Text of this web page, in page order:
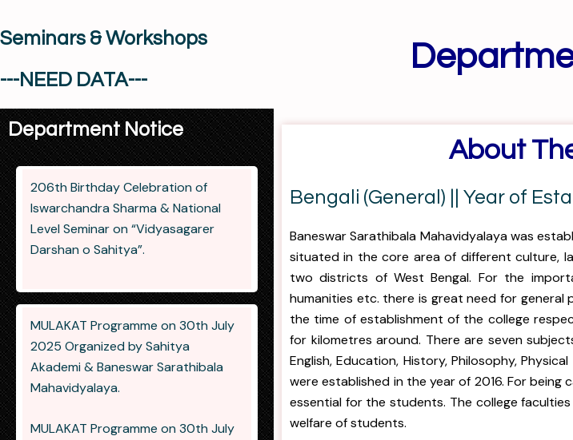
Seminars & Workshops
---NEED DATA---
Department Notice
206th Birthday Celebration of
Iswarchandra Sharma & National
Level Seminar on “Vidyasagarer
Darshan o Sahitya”.
MULAKAT Programme on 30th July
2025 Organized by Sahitya
Akademi & Baneswar Sarathibala
Mahavidyalaya.
MULAKAT Programme on 30th July
About
Bengali (General) || Year of
Baneswar Sarathibala Mahavidyalaya was
situated in the core area of different culture,
two districts of West Bengal. For the
humanities etc. there is great need for
the time of establishment of the college
for kilometres around. There are seven
English, Education, History, Philosophy,
were established in the year of 2016. For
essential for the students. The college
welfare of students.